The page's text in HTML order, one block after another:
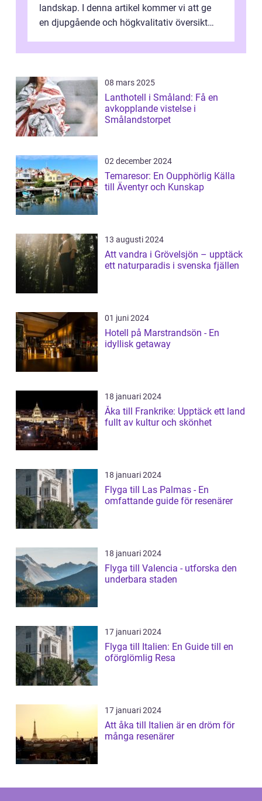
landskap. I denna artikel kommer vi att ge
en djupgående och högkvalitativ översikt
08 mars 2025
Lanthotell i Småland: Få en
avkopplande vistelse i
Smålandstorpet
02 december 2024
Temaresor: En Oupphörlig Källa
till Äventyr och Kunskap
13 augusti 2024
Att vandra i Grövelsjön – upptäck
ett naturparadis i svenska fjällen
01 juni 2024
Hotell på Marstrandsön - En
idyllisk getaway
18 januari 2024
Åka till Frankrike: Upptäck ett land
fullt av kultur och skönhet
18 januari 2024
Flyga till Las Palmas - En
omfattande guide för resenärer
18 januari 2024
Flyga till Valencia - utforska den
underbara staden
17 januari 2024
Flyga till Italien: En Guide till en
oförglömlig Resa
17 januari 2024
Att åka till Italien är en dröm för
många resenärer